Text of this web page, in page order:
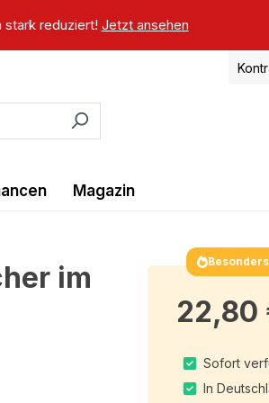
reduziert! Jetzt ansehen
Magazin
im
22,80
Sofort
In